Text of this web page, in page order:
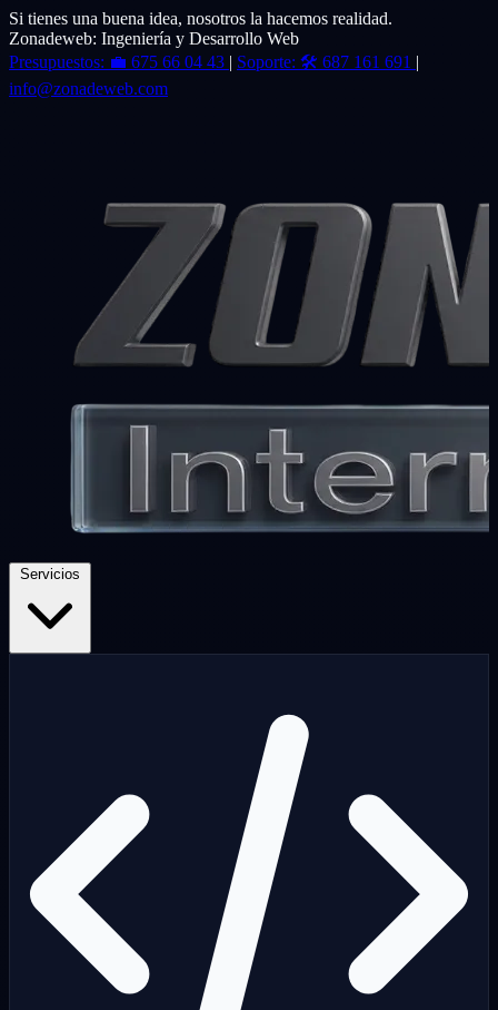
Si tienes una buena idea, nosotros la hacemos realidad.
Zonadeweb: Ingeniería y Desarrollo Web
Presupuestos: 💼 675 66 04 43 | Soporte: 🛠️ 687 161 691 |
info@zonadeweb.com